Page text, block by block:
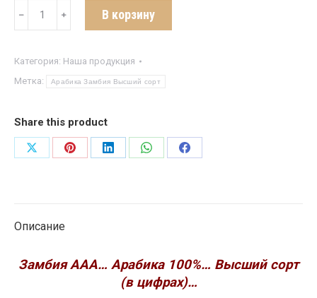
Количество
ААА...
Арабика
﹣ ﹢ В корзину
Категория: Наша продукция
Метка:
Арабика Замбия Высший сорт
Share this product
Share
Share
Share
Share
Share
Описание
Замбия ААА… Арабика 100%… Высший сорт
(в цифрах)…